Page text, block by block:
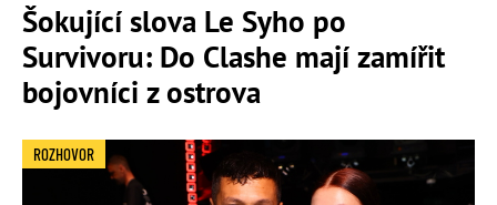
Šokující slova Le Syho po
Survivoru: Do Clashe mají zamířit
bojovníci z ostrova
ROZHOVOR